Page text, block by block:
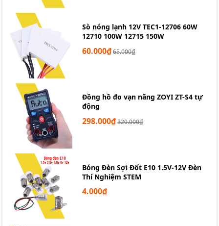
Sò nóng lạnh 12V TEC1-12706 60W
12710 100W 12715 150W
60.000₫65.000₫
Đồng hồ đo vạn năng ZOYI ZT-S4 tự
động
298.000₫320.000₫
Bóng Đèn Sợi Đốt E10 1.5V-12V Đèn
Thí Nghiệm STEM
4.000₫